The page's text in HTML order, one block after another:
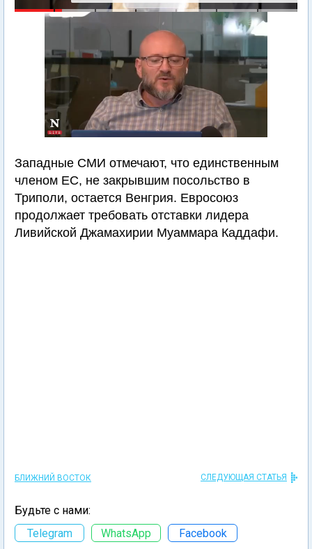
Западные СМИ отмечают, что единственным
членом ЕС, не закрывшим посольство в
Триполи, остается Венгрия. Евросоюз
продолжает требовать отставки лидера
Ливийской Джамахирии Муаммара Каддафи.
БЛИЖНИЙ ВОСТОК СЛЕДУЮЩАЯ СТАТЬЯ
Будьте с нами:
Telegram
WhatsApp Facebook